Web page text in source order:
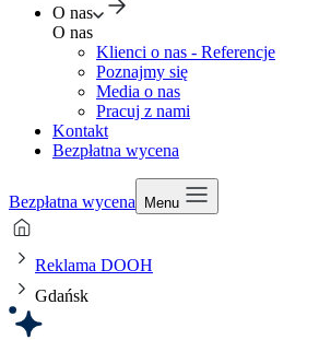
O nas
O nas
Klienci o nas - Referencje
Poznajmy się
Media o nas
Pracuj z nami
Kontakt
Bezpłatna wycena
Bezpłatna wycena Menu
Reklama DOOH
Gdańsk